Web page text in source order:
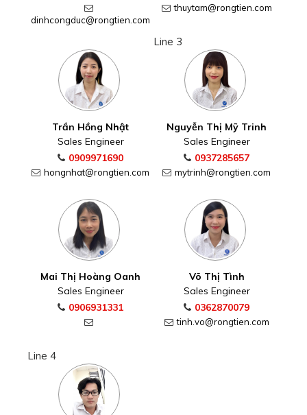
dinhcongduc@rongtien.com
thuytam@rongtien.com
Line 3
Trần Hồng Nhật
Sales Engineer
0909971690
hongnhat@rongtien.com
Nguyễn Thị Mỹ Trinh
Sales Engineer
0937285657
mytrinh@rongtien.com
Mai Thị Hoàng Oanh
Sales Engineer
0906931331
Võ Thị Tình
Sales Engineer
0362870079
tinh.vo@rongtien.com
Line 4